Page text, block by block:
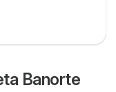
Banorte